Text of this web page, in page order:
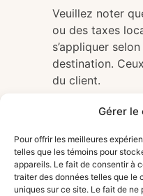
Gérer le
Pour offrir les meilleures
telles que les témoins pour
appareils. Le fait de consentir à
traiter des données telles que le
uniques sur ce site. Le fait de
Veuillez noter
ou des taxes
s’appliquer
destination.
du client.
3935,
Montréal